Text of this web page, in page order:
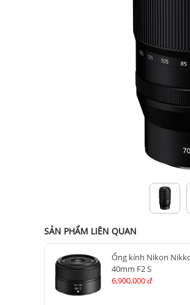
SẢN PHẨM LIÊN QUAN
Ống kính Nikon
40mm F2 S
6,900,000 đ